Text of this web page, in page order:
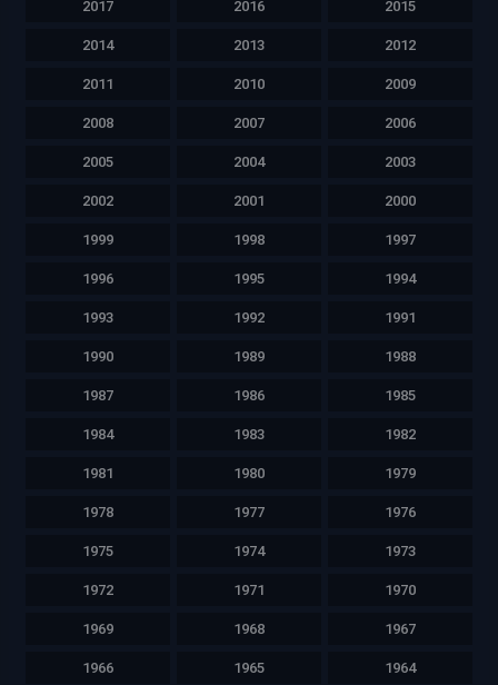
2017 2016 2015
2014 2013 2012
2011 2010 2009
2008 2007 2006
2005 2004 2003
2002 2001 2000
1999 1998 1997
1996 1995 1994
1993 1992 1991
1990 1989 1988
1987 1986 1985
1984 1983 1982
1981 1980 1979
1978 1977 1976
1975 1974 1973
1972 1971 1970
1969 1968 1967
1966 1965 1964